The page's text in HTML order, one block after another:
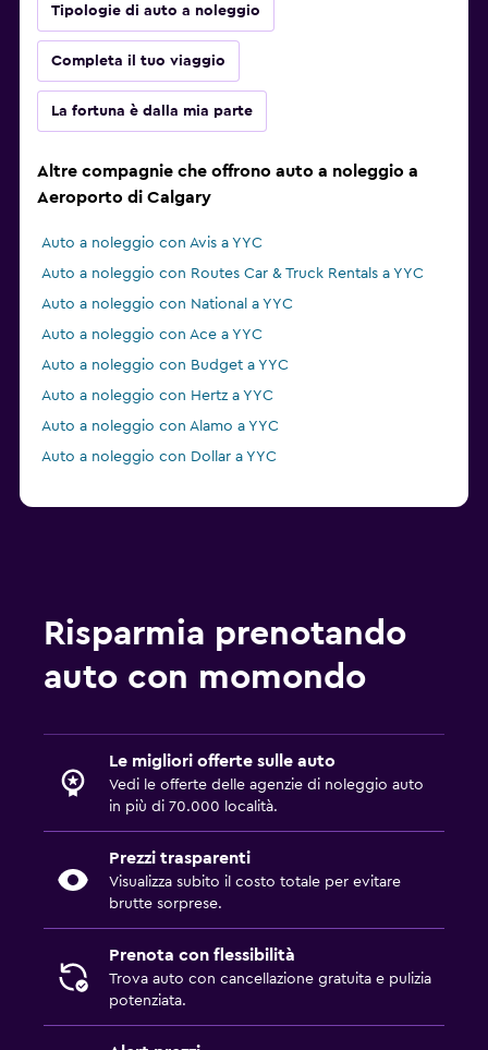
Tipologie di auto a noleggio
Completa il tuo viaggio
La fortuna è dalla mia parte
Altre compagnie che offrono auto a noleggio a
Aeroporto di Calgary
Auto a noleggio con Avis a YYC
Auto a noleggio con Routes Car & Truck Rentals a YYC
Auto a noleggio con National a YYC
Auto a noleggio con Ace a YYC
Auto a noleggio con Budget a YYC
Auto a noleggio con Hertz a YYC
Auto a noleggio con Alamo a YYC
Auto a noleggio con Dollar a YYC
Risparmia prenotando
auto con momondo
Le migliori offerte sulle auto
Vedi le offerte delle agenzie di noleggio auto
in più di 70.000 località.
Prezzi trasparenti
Visualizza subito il costo totale per evitare
brutte sorprese.
Prenota con flessibilità
Trova auto con cancellazione gratuita e pulizia
potenziata.